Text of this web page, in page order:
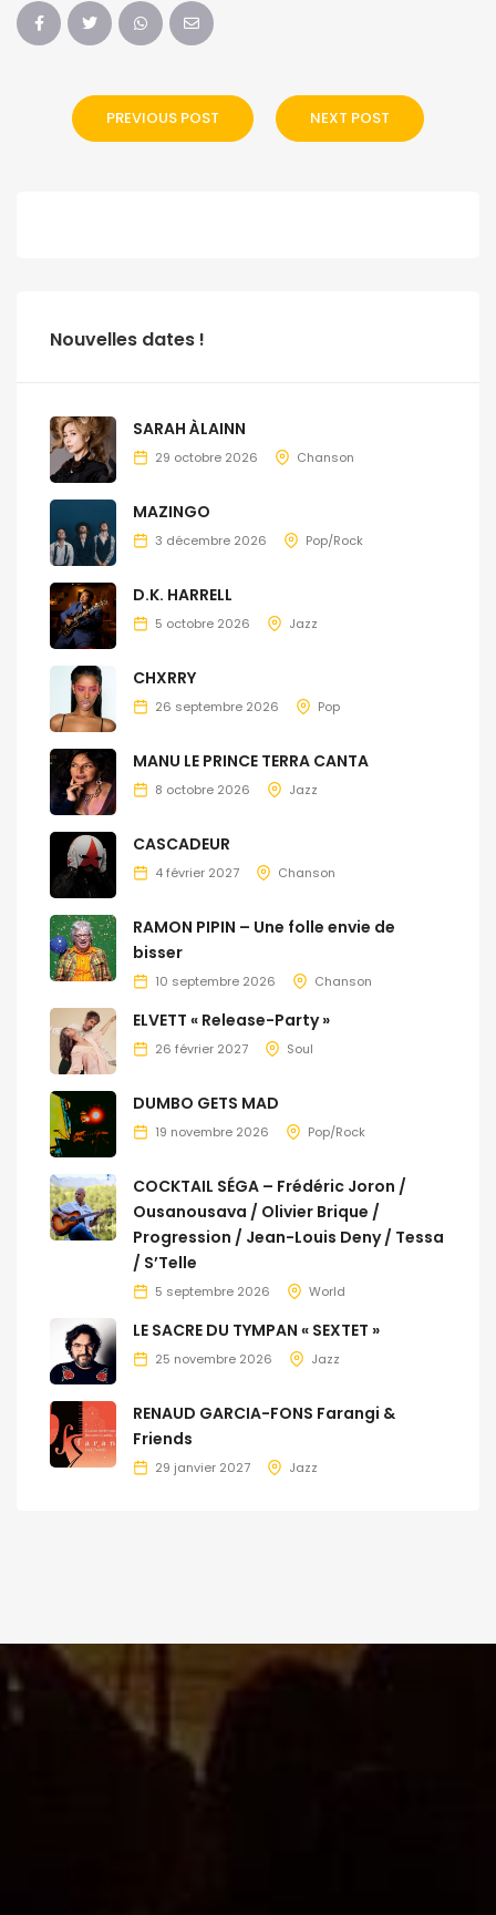
PREVIOUS POST NEXT POST
Nouvelles dates !
SARAH ÀLAINN
29 octobre 2026 Chanson
MAZINGO
3 décembre 2026 Pop/Rock
D.K. HARRELL
5 octobre 2026 Jazz
CHXRRY
26 septembre 2026 Pop
MANU LE PRINCE TERRA CANTA
8 octobre 2026 Jazz
CASCADEUR
4 février 2027 Chanson
RAMON PIPIN – Une folle envie de
bisser
10 septembre 2026 Chanson
ELVETT « Release-Party »
26 février 2027 Soul
DUMBO GETS MAD
19 novembre 2026 Pop/Rock
COCKTAIL SÉGA – Frédéric Joron /
Ousanousava / Olivier Brique /
Progression / Jean-Louis Deny / Tessa
/ S’Telle
5 septembre 2026 World
LE SACRE DU TYMPAN « SEXTET »
25 novembre 2026 Jazz
RENAUD GARCIA-FONS Farangi &
Friends
29 janvier 2027 Jazz